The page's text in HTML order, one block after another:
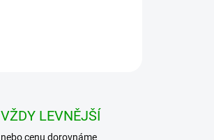
VŽDY LEVNĚJŠÍ
nebo cenu dorovnáme